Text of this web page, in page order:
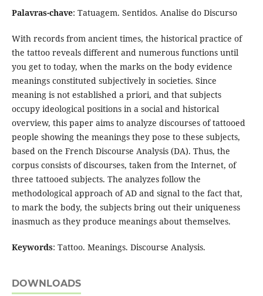
Palavras-chave: Tatuagem. Sentidos. Analise do Discurso
With records from ancient times, the historical practice of
the tattoo reveals different and numerous functions until
you get to today, when the marks on the body evidence
meanings constituted subjectively in societies. Since
meaning is not established a priori, and that subjects
occupy ideological positions in a social and historical
overview, this paper aims to analyze discourses of tattooed
people showing the meanings they pose to these subjects,
based on the French Discourse Analysis (DA). Thus, the
corpus consists of discourses, taken from the Internet, of
three tattooed subjects. The analyzes follow the
methodological approach of AD and signal to the fact that,
to mark the body, the subjects bring out their uniqueness
inasmuch as they produce meanings about themselves.
Keywords: Tattoo. Meanings. Discourse Analysis.
DOWNLOADS